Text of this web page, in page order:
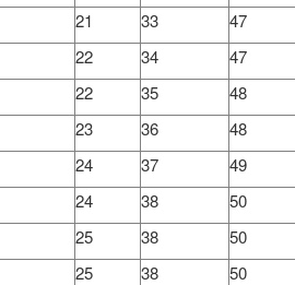
21 33 47
22 34 47
22 35 48
23 36 48
24 37 49
24 38 50
25 38 50
25 38
50